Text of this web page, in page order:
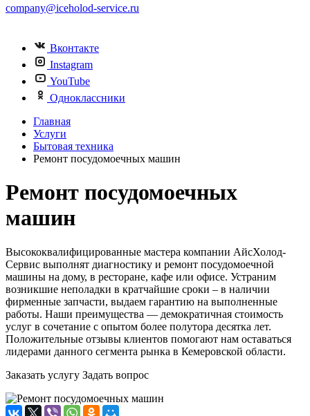
company@iceholod-service.ru
Вконтакте
Instagram
YouTube
Одноклассники
Главная
Услуги
Бытовая техника
Ремонт посудомоечных машин
Ремонт посудомоечных
машин
Высококвалифицированные мастера компании АйсХолод-
Сервис выполнят диагностику и ремонт посудомоечной
машины на дому, в ресторане, кафе или офисе. Устраним
возникшие неполадки в кратчайшие сроки – в наличии
фирменные запчасти, выдаем гарантию на выполненные
работы. Наши преимущества — демократичная стоимость
услуг в сочетание с опытом более полутора десятка лет.
Положительные отзывы клиентов помогают нам оставаться
лидерами данного сегмента рынка в Кемеровской области.
Заказать услугу Задать вопрос